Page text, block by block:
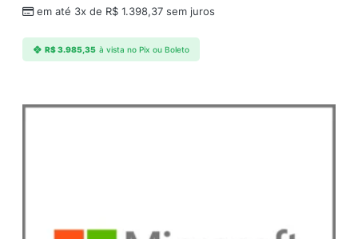
em até 3x de R$ 1.398,37 sem juros
R$3.985,35 à vista no Pix ou Boleto